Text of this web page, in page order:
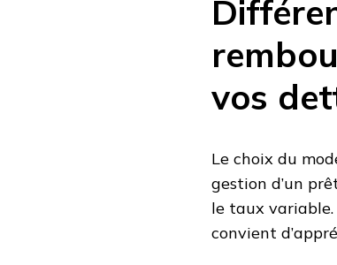
vos
Le choix du
gestion d’un
le taux variable.
convient